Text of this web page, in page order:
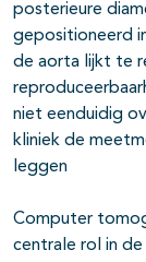
posterieure
gepositioneerd
de aorta lijkt te
niet eenduidig
kliniek de
leggen
Computer
centrale rol in